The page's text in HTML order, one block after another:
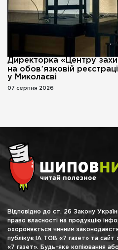
Директорка «Центру
на обовʼязковій
у Миколаєві
07 серпня 2026
Відповідно до ст. 26 Закону
право власності на продукцію
охороняється чинним
публікує ІА ТОВ «7 газет» та
«7 газет». Будь-яке копіювання